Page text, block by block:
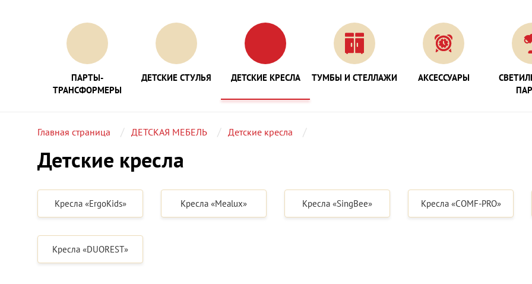
ПАРТЫ-
ТРАНСФОРМЕРЫ
ДЕТСКИЕ СТУЛЬЯ ДЕТСКИЕ КРЕСЛА ТУМБЫ И СТЕЛЛАЖИ АКСЕССУАРЫ
Главная страница ДЕТСКАЯ МЕБЕЛЬ Детские кресла
Детские кресла
Кресла «ErgoKids» Кресла «Mealux» Кресла «SingBee» Кресла «COMF-PRO»
Кресла «DUOREST»